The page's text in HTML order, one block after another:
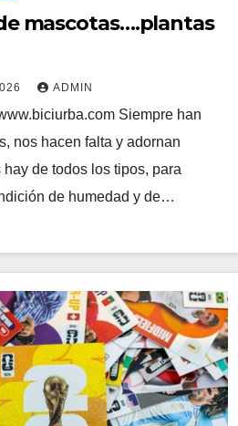
mascotas….plantas
ADMIN
Siempre han
nos hacen falta y adornan
de todos los tipos, para
de humedad y de…